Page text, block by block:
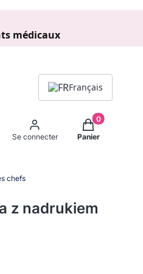
médicaux
Français
moteur de recherche
Se connecter
Produits
Panier
chefs
z nadrukiem